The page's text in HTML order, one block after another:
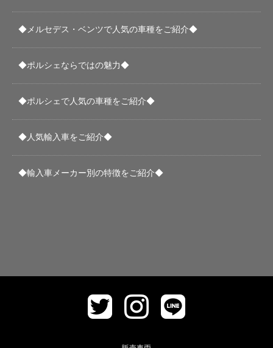
◆メルセデス・ベンツで人気の車種をご紹介◆
◆ポルシェならではの魅力◆
◆ポルシェで人気の車種をご紹介◆
◆人気輸入車をご紹介◆
◆輸入車メーカー別の特徴をご紹介◆